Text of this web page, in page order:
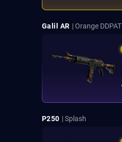
Galil AR | Orange DDPAT
P250 | Splash